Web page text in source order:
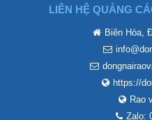
LIÊN HỆ QUẢNG
Biên Hòa,
https://
Rao
Zalo: